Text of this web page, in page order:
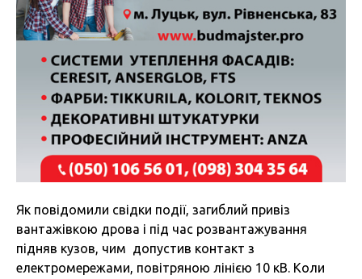
Як повідомили свідки події, загиблий привіз
вантажівкою дрова і під час розвантажування
підняв кузов, чим допустив контакт з
електромережами, повітряною лінією 10 кВ. Коли